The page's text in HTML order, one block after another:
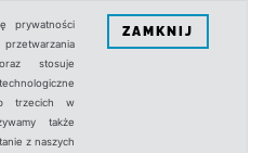
prywatności
stosuje
trzecich w
także
z naszych
ZAMKNIJ